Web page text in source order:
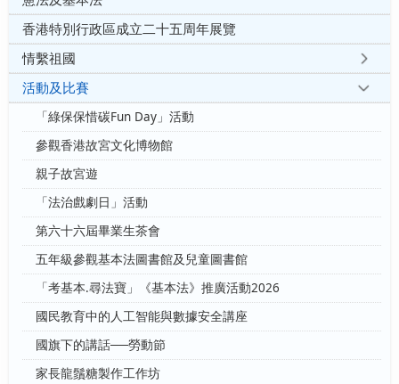
香港特別行政區成立二十五周年展覽
情繫祖國
活動及比賽
「綠保保惜碳Fun Day」活動
參觀香港故宮文化博物館
親子故宮遊
「法治戲劇日」活動
第六十六屆畢業生茶會
五年級參觀基本法圖書館及兒童圖書館
「考基本.尋法寶」《基本法》推廣活動2026
國民教育中的人工智能與數據安全講座
國旗下的講話──勞動節
家長龍鬚糖製作工作坊